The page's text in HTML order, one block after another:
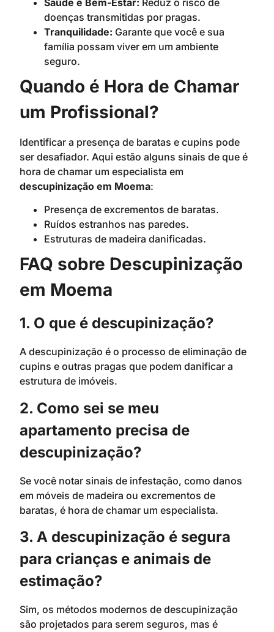
doenças transmitidas por pragas.
Tranquilidade: Garante que você e sua
família possam viver em um ambiente
seguro.
Quando é Hora de Chamar
um Profissional?
Identificar a presença de baratas e cupins pode
ser desafiador. Aqui estão alguns sinais de que é
hora de chamar um especialista em
descupinização em Moema:
Presença de excrementos de baratas.
Ruídos estranhos nas paredes.
Estruturas de madeira danificadas.
FAQ sobre Descupinização
em Moema
1. O que é descupinização?
A descupinização é o processo de eliminação de
cupins e outras pragas que podem danificar a
estrutura de imóveis.
2. Como sei se meu
apartamento precisa de
descupinização?
Se você notar sinais de infestação, como danos
em móveis de madeira ou excrementos de
baratas, é hora de chamar um especialista.
3. A descupinização é segura
para crianças e animais de
estimação?
Sim, os métodos modernos de descupinização
são projetados para serem seguros, mas é